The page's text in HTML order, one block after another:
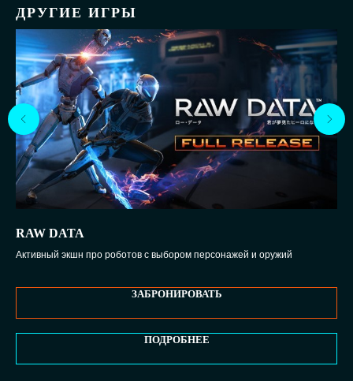
ДРУГИЕ ИГРЫ
RAW DATA
Активный экшн про роботов с выбором персонажей и оружий
ЗАБРОНИРОВАТЬ
ПОДРОБНЕЕ